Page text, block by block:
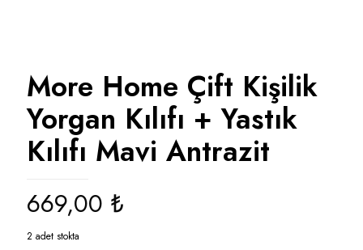
More Home Çift Kişilik
Yorgan Kılıfı + Yastık
Kılıfı Mavi Antrazit
669,00 ₺
2 adet stokta